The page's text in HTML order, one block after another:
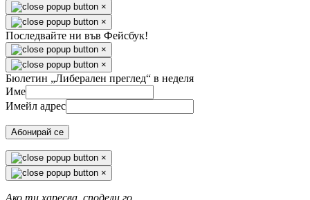
×
×
Последвайте ни във Фейсбук!
×
×
Бюлетин „Либерален преглед“ в неделя
Име
Имейл адрес
Абонирай се
×
×
Ако ти харесва, сподели го.